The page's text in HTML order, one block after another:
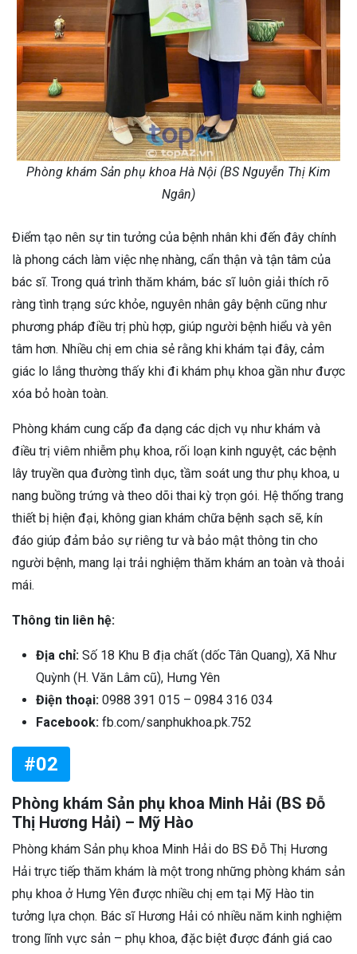
Phòng khám Sản phụ khoa Hà Nội (BS Nguyễn Thị Kim
Ngân)
Điểm tạo nên sự tin tưởng của bệnh nhân khi đến đây chính
là phong cách làm việc nhẹ nhàng, cẩn thận và tận tâm của
bác sĩ. Trong quá trình thăm khám, bác sĩ luôn giải thích rõ
ràng tình trạng sức khỏe, nguyên nhân gây bệnh cũng như
phương pháp điều trị phù hợp, giúp người bệnh hiểu và yên
tâm hơn. Nhiều chị em chia sẻ rằng khi khám tại đây, cảm
giác lo lắng thường thấy khi đi khám phụ khoa gần như được
xóa bỏ hoàn toàn.
Phòng khám cung cấp đa dạng các dịch vụ như khám và
điều trị viêm nhiễm phụ khoa, rối loạn kinh nguyệt, các bệnh
lây truyền qua đường tình dục, tầm soát ung thư phụ khoa, u
nang buồng trứng và theo dõi thai kỳ trọn gói. Hệ thống trang
thiết bị hiện đại, không gian khám chữa bệnh sạch sẽ, kín
đáo giúp đảm bảo sự riêng tư và bảo mật thông tin cho
người bệnh, mang lại trải nghiệm thăm khám an toàn và thoải
mái.
Thông tin liên hệ:
Địa chỉ: Số 18 Khu B địa chất (dốc Tân Quang), Xã Như
Quỳnh (H. Văn Lâm cũ), Hưng Yên
Điện thoại: 0988 391 015 – 0984 316 034
Facebook: fb.com/sanphukhoa.pk.752
#02
Phòng khám Sản phụ khoa Minh Hải (BS Đỗ
Thị Hương Hải) – Mỹ Hào
Phòng khám Sản phụ khoa Minh Hải do BS Đỗ Thị Hương
Hải trực tiếp thăm khám là một trong những phòng khám sản
phụ khoa ở Hưng Yên được nhiều chị em tại Mỹ Hào tin
tưởng lựa chọn. Bác sĩ Hương Hải có nhiều năm kinh nghiệm
trong lĩnh vực sản – phụ khoa, đặc biệt được đánh giá cao